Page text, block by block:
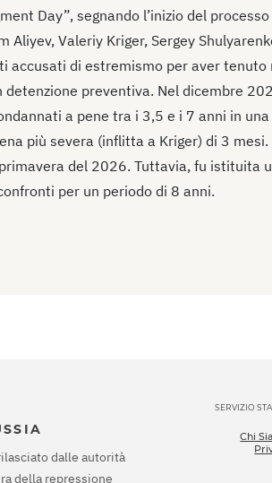
Day”, segnando l’inizio del
Aliyev, Valeriy Kriger, Sergey
accusati di estremismo per aver tenuto
preventiva. Nel dicembre
a pene tra i 3,5 e i 7 anni in
più severa (inflitta a Kriger) di 3
del 2026. Tuttavia, fu istituita
per un periodo di 8 anni.
dalle autorità
della repressione
SERVIZIO
Chi